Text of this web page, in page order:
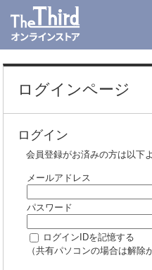
ログインページ
ログイン
会員登録がお済みの方は以下
メールアドレス
パスワード
ログインIDを記憶する
（共有パソコンの場合は解除